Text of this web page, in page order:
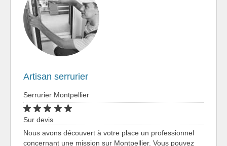
Artisan serrurier
Serrurier Montpellier
Sur devis
Nous avons découvert à votre place un professionnel
concernant une mission sur Montpellier. Vous pouvez